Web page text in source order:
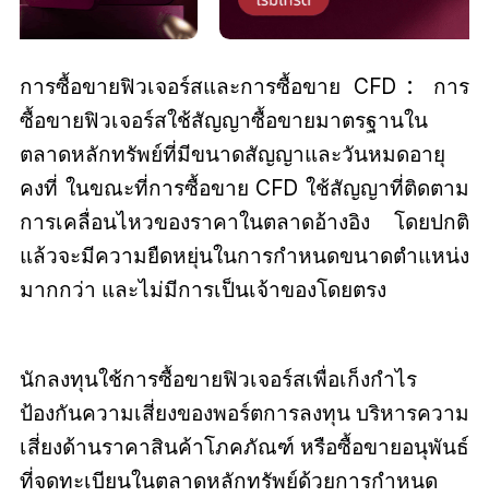
การซื้อขายฟิวเจอร์สและการซื้อขาย CFD：การ
ซื้อขายฟิวเจอร์สใช้สัญญาซื้อขายมาตรฐานใน
ตลาดหลักทรัพย์ที่มีขนาดสัญญาและวันหมดอายุ
คงที่ ในขณะที่การซื้อขาย CFD ใช้สัญญาที่ติดตาม
การเคลื่อนไหวของราคาในตลาดอ้างอิง โดยปกติ
แล้วจะมีความยืดหยุ่นในการกำหนดขนาดตำแหน่ง
มากกว่า และไม่มีการเป็นเจ้าของโดยตรง
นักลงทุนใช้การซื้อขายฟิวเจอร์สเพื่อเก็งกำไร
ป้องกันความเสี่ยงของพอร์ตการลงทุน บริหารความ
เสี่ยงด้านราคาสินค้าโภคภัณฑ์ หรือซื้อขายอนุพันธ์
ที่จดทะเบียนในตลาดหลักทรัพย์ด้วยการกำหนด